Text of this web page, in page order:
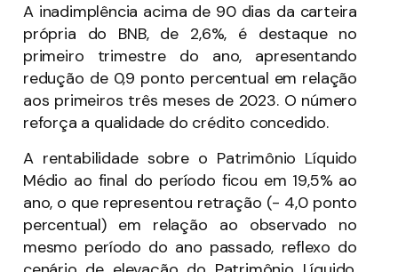
A inadimplência acima de 90 dias da carteira
própria do BNB, de 2,6%, é destaque no
primeiro trimestre do ano, apresentando
redução de 0,9 ponto percentual em relação
aos primeiros três meses de 2023. O número
reforça a qualidade do crédito concedido.
A rentabilidade sobre o Patrimônio Líquido
Médio ao final do período ficou em 19,5% ao
ano, o que representou retração (- 4,0 ponto
percentual) em relação ao observado no
mesmo período do ano passado, reflexo do